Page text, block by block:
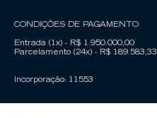
CONDIÇÕES DE PAGAMENTO
Entrada (1x) - R$ 1.950.000,00
Parcelamento (24x) - R$ 189.583,33
Incorporação: 11553